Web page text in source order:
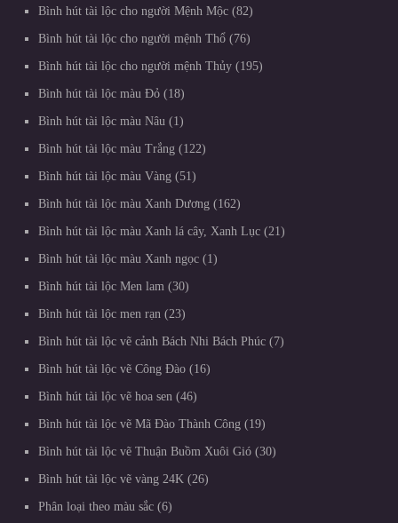
Bình hút tài lộc cho người Mệnh Mộc 82
Bình hút tài lộc cho người mệnh Thổ 76
Bình hút tài lộc cho người mệnh Thủy 195
Bình hút tài lộc màu Đỏ 18
Bình hút tài lộc màu Nâu 1
Bình hút tài lộc màu Trắng 122
Bình hút tài lộc màu Vàng 51
Bình hút tài lộc màu Xanh Dương 162
Bình hút tài lộc màu Xanh lá cây, Xanh Lục 21
Bình hút tài lộc màu Xanh ngọc 1
Bình hút tài lộc Men lam 30
Bình hút tài lộc men rạn 23
Bình hút tài lộc vẽ cảnh Bách Nhi Bách Phúc 7
Bình hút tài lộc vẽ Công Đào 16
Bình hút tài lộc vẽ hoa sen 46
Bình hút tài lộc vẽ Mã Đào Thành Công 19
Bình hút tài lộc vẽ Thuận Buồm Xuôi Gió 30
Bình hút tài lộc vẽ vàng 24K 26
Phân loại theo màu sắc 6